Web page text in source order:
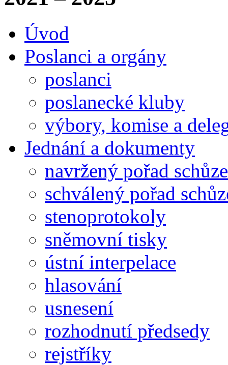
Úvod
Poslanci a orgány
poslanci
poslanecké kluby
výbory, komise a
Jednání a dokumenty
navržený pořad schůze
schválený pořad
stenoprotokoly
sněmovní tisky
ústní interpelace
hlasování
usnesení
rozhodnutí předsedy
rejstříky